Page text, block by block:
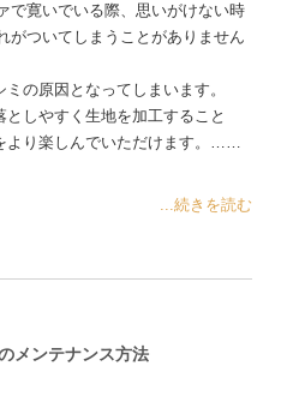
で寛いでいる際、思いがけない時
がついてしまうことがありません
の原因となってしまいます。
しやすく生地を加工すること
より楽しんでいただけます。……
...続きを読む
メンテナンス方法